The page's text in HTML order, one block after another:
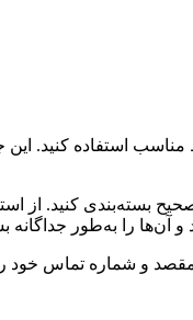
استفاده کنید.
بسته‌بندی کنید. از
آن‌ها را به‌طور جداگانه
و شماره تماس